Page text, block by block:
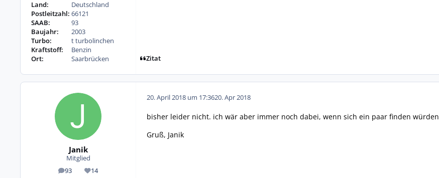
Land:
Deutschland
Postleitzahl: 66121
SAAB:
93
Baujahr:
2003
Turbo:
t turbolinchen
Kraftstoff:
Benzin
Ort:
Saarbrücken Zitat
Janik
Mitglied
93
Beiträge 14
Reputation
20. April 2018 um 17:3620. Apr 2018
bisher leider nicht. ich wär aber immer noch dabei, wenn sich ein paar finden würden
Gruß, Janik